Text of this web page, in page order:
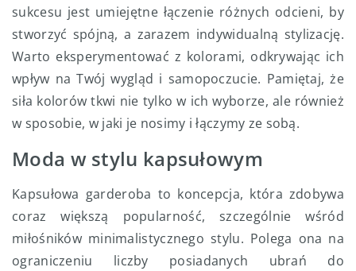
sukcesu jest umiejętne łączenie różnych odcieni, by
stworzyć spójną, a zarazem indywidualną stylizację.
Warto eksperymentować z kolorami, odkrywając ich
wpływ na Twój wygląd i samopoczucie. Pamiętaj, że
siła kolorów tkwi nie tylko w ich wyborze, ale również
w sposobie, w jaki je nosimy i łączymy ze sobą.
Moda w stylu kapsułowym
Kapsułowa garderoba to koncepcja, która zdobywa
coraz większą popularność, szczególnie wśród
miłośników minimalistycznego stylu. Polega ona na
ograniczeniu liczby posiadanych ubrań do